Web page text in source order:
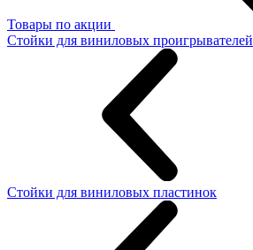
Товары по акции
Стойки для виниловых проигрывателей
Стойки для виниловых пластинок